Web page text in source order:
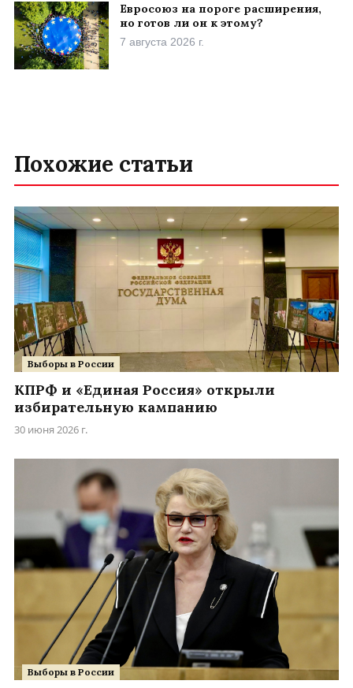
Евросоюз на пороге расширения,
но готов ли он к этому?
7 августа 2026 г.
Похожие статьи
Выборы в России
КПРФ и «Единая Россия» открыли
избирательную кампанию
30 июня 2026 г.
Выборы в России